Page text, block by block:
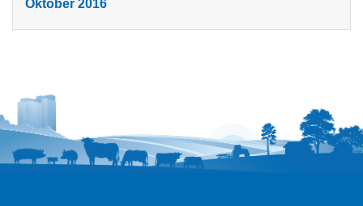
Oktober 2016